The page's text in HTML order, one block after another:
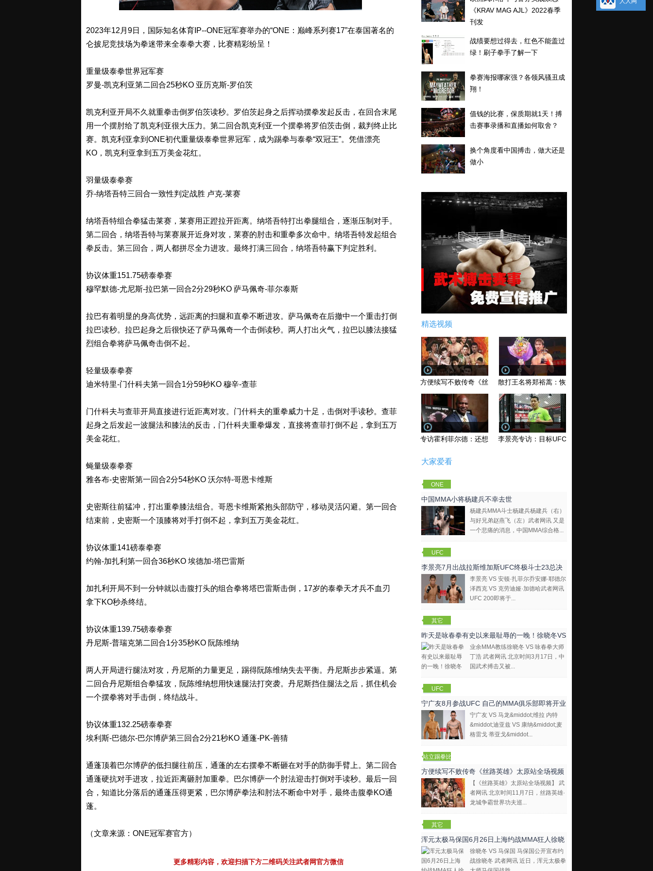
2023年12月9日，国际知名体育IP--ONE冠军赛举办的“ONE：巅峰系列赛17”在泰国著名的
仑披尼竞技场为拳迷带来全泰拳大赛，比赛精彩纷呈！
重量级泰拳世界冠军赛
罗曼-凯克利亚第二回合25秒KO 亚历克斯-罗伯茨
凯克利亚开局不久就重拳击倒罗伯茨读秒。罗伯茨起身之后挥动摆拳发起反击，在回合末尾
用一个摆肘给了凯克利亚很大压力。第二回合凯克利亚一个摆拳将罗伯茨击倒，裁判终止比
赛。凯克利亚拿到ONE初代重量级泰拳世界冠军，成为踢拳与泰拳“双冠王”。凭借漂亮
KO，凯克利亚拿到五万美金花红。
羽量级泰拳赛
乔-纳塔吾特三回合一致性判定战胜 卢克-莱赛
纳塔吾特组合拳猛击莱赛，莱赛用正蹬拉开距离。纳塔吾特打出拳腿组合，逐渐压制对手。
第二回合，纳塔吾特与莱赛展开近身对攻，莱赛的肘击和重拳多次命中。纳塔吾特发起组合
拳反击。第三回合，两人都拼尽全力进攻。最终打满三回合，纳塔吾特赢下判定胜利。
协议体重151.75磅泰拳赛
穆罕默德-尤尼斯-拉巴第一回合2分29秒KO 萨马佩奇-菲尔泰斯
拉巴有着明显的身高优势，远距离的扫腿和直拳不断进攻。萨马佩奇在后撤中一个重击打倒
拉巴读秒。拉巴起身之后很快还了萨马佩奇一个击倒读秒。两人打出火气，拉巴以膝法接猛
烈组合拳将萨马佩奇击倒不起。
轻量级泰拳赛
迪米特里-门什科夫第一回合1分59秒KO 穆辛-查菲
门什科夫与查菲开局直接进行近距离对攻。门什科夫的重拳威力十足，击倒对手读秒。查菲
起身之后发起一波腿法和膝法的反击，门什科夫重拳爆发，直接将查菲打倒不起，拿到五万
美金花红。
蝇量级泰拳赛
雅各布-史密斯第一回合2分54秒KO 沃尔特-哥恩卡维斯
史密斯往前猛冲，打出重拳膝法组合。哥恩卡维斯紧抱头部防守，移动灵活闪避。第一回合
结束前，史密斯一个顶膝将对手打倒不起，拿到五万美金花红。
协议体重141磅泰拳赛
约翰-加扎利第一回合36秒KO 埃德加-塔巴雷斯
加扎利开局不到一分钟就以击腹打头的组合拳将塔巴雷斯击倒，17岁的泰拳天才兵不血刃
拿下KO秒杀终结。
协议体重139.75磅泰拳赛
丹尼斯-普瑞克第二回合1分35秒KO 阮陈维纳
两人开局进行腿法对攻，丹尼斯的力量更足，踢得阮陈维纳失去平衡。丹尼斯步步紧逼。第
二回合丹尼斯组合拳猛攻，阮陈维纳想用快速腿法打突袭。丹尼斯挡住腿法之后，抓住机会
一个摆拳将对手击倒，终结战斗。
协议体重132.25磅泰拳赛
埃利斯-巴德尔-巴尔博萨第三回合2分21秒KO 通蓬-PK-善猜
通蓬顶着巴尔博萨的低扫腿往前压，通蓬的左右摆拳不断砸在对手的防御手臂上。第二回合
通蓬硬抗对手进攻，拉近距离砸肘加重拳。巴尔博萨一个肘法迎击打倒对手读秒。最后一回
合，知道比分落后的通蓬压得更紧，巴尔博萨拳法和肘法不断命中对手，最终击腹拳KO通
蓬。
（文章来源：ONE冠军赛官方）
更多精彩内容，欢迎扫描下方二维码关注武者网官方微信
《KRAV MAG AJL》2022春季
刊发
战绩要想过得去，红色不能盖过
绿！刷子拳手了解一下
拳赛海报哪家强？各领风骚丑成
翔！
值钱的比赛，保质期就1天！搏
击赛事录播和直播如何取舍？
换个角度看中国搏击，做大还是
做小
精选视频
方便续写不败传奇《丝路英雄》太原站全场视频
散打王名将郑裕蒿：恢复训练 有望回归擂台
专访霍利菲尔德：还想再和泰森干一架！李景亮专访：目标UFC金腰带 不做打酱油
大家爱看
ONE
Champions
hip
中国MMA小将杨建兵不幸去世
杨建兵MMA斗士杨建兵杨建兵（右）
与好兄弟赵燕飞（左）武者网讯 又是
一个悲痛的消息，中国MMA综合格...
UFC
李景亮7月出战拉斯维加斯UFC终极斗士23总决
李景亮 VS 安顿·扎菲尔乔安娜·耶德尔
泽西克 VS 克劳迪娅·加德哈武者网讯
UFC 200即将于...
其它
昨天是咏春拳有史以来最耻辱的一晚！徐晓冬VS
咏春拳大师
业余MMA教练徐晓冬 VS 咏春拳大师
丁浩 武者网讯 北京时间3月17日，中
国武术搏击又被...
UFC
宁广友8月参战UFC 自己的MMA俱乐部即将开业
宁广友 VS 马龙&middot;维拉 内特
&middot;迪亚兹 VS 康纳&middot;麦
格雷戈 蒂亚戈&middot...
站立踢拳比
赛视频
方便续写不败传奇《丝路英雄》太原站全场视频
【《丝路英雄》太原站全场视频】 武
者网讯 北京时间11月7日，丝路英雄·
龙城争霸世界功夫巡...
其它
浑元太极马保国6月26日上海约战MMA狂人徐晓
冬
徐晓冬 VS 马保国 马保国公开宣布约
战徐晓冬 武者网讯 近日，浑元太极拳